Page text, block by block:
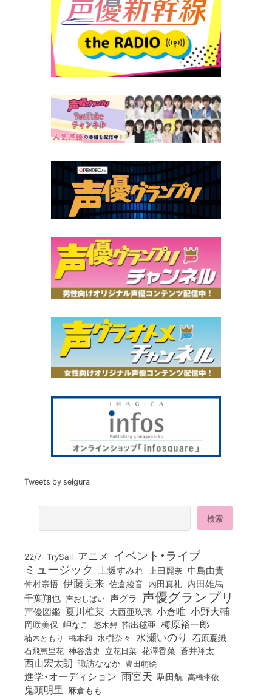
Tweets by seigura
22/7 TrySail アニメ イベント・ライブ
ミュージック 上坂すみれ 上田麗奈 中島由貴
仲村宗悟 伊藤美来 佐倉綾音 内田真礼 内田雄馬
千葉翔也 声おしばい 声グラ 声優グランプリ
声優図鑑 夏川椎菜 大西亜玖璃 小倉唯 小野大輔
岡咲美保 岬なこ 悠木碧 指出毬亜 梅原裕一郎
楠木ともり 橋本和 水樹奈々 水瀬いのり 石原夏織
石飛恵里花 神谷浩史 立花日菜 花澤香菜 蒼井翔太
西山宏太朗 諏訪ななか 豊田萌絵
進学・オーディション 雨宮天 駒田航 高橋李依
鬼頭明里 麻倉もも